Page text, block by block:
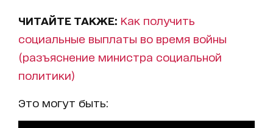
ЧИТАЙТЕ ТАКЖЕ: Как получить
социальные выплаты во время войны
(разъяснение министра социальной
политики)
Это могут быть: